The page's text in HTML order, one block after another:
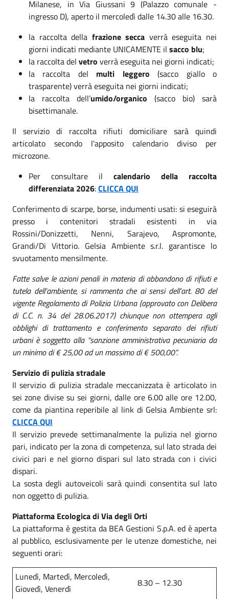
Milanese, in Via Giussani 9 (Palazzo comunale -
ingresso D), aperto il mercoledì dalle 14.30 alle 16.30.
la raccolta della frazione secca verrà eseguita nei
giorni indicati mediante UNICAMENTE il sacco blu;
la raccolta del vetro verrà eseguita nei giorni indicati;
la raccolta del multi leggero (sacco giallo o
trasparente) verrà eseguita nei giorni indicati;
la raccolta dell’umido/organico (sacco bio) sarà
bisettimanale.
Il servizio di raccolta rifiuti domiciliare sarà quindi
articolato secondo l'apposito calendario diviso per
microzone.
Per consultare il calendario della raccolta
differenziata 2026:CLICCA QUI
Conferimento di scarpe, borse, indumenti usati: si eseguirà
presso i contenitori stradali esistenti in via
Rossini/Donizzetti, Nenni, Sarajevo, Aspromonte,
Grandi/Di Vittorio. Gelsia Ambiente s.r.l. garantisce lo
svuotamento mensilmente.
Fatte salve le azioni penali in materia di abbandono di rifiuti e
tutela dell’ambiente, si rammenta che ai sensi dell’art. 80 del
vigente Regolamento di Polizia Urbana (approvato con Delibera
di C.C. n. 34 del 28.06.2017) chiunque non ottempera agli
obblighi di trattamento e conferimento separato dei rifiuti
urbani è soggetto alla “sanzione amministrativa pecuniaria da
un minimo di € 25,00 ad un massimo di € 500,00”.
Servizio di pulizia stradale
Il servizio di pulizia stradale meccanizzata è articolato in
sei zone divise su sei giorni, dalle ore 6.00 alle ore 12.00,
come da piantina reperibile al link di Gelsia Ambiente srl:
CLICCA QUI
Il servizio prevede settimanalmente la pulizia nel giorno
pari, indicato per la zona di competenza, sul lato strada dei
civici pari e nel giorno dispari sul lato strada con i civici
dispari.
La sosta degli autoveicoli sarà quindi consentita sul lato
non oggetto di pulizia.
Piattaforma Ecologica di Via degli Orti
La piattaforma è gestita da BEA Gestioni S.p.A. ed è aperta
al pubblico, esclusivamente per le utenze domestiche, nei
seguenti orari:
Lunedì, Martedì, Mercoledì,
Giovedì, Venerdì
8.30 – 12.30